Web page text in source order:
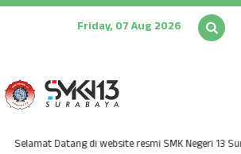
Friday, 07 Aug 2026
Selamat Datang di website resmi SMK Negeri 13